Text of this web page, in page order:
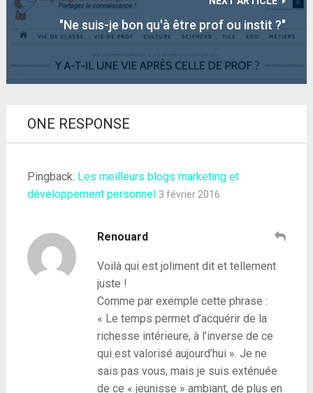
"Ne suis-je bon qu'à être prof ou instit ?"
ONE RESPONSE
Pingback: Les meilleurs blogs marketing et
développement personnel 3 février 2016
Renouard
Voilà qui est joliment dit et tellement
juste !
Comme par exemple cette phrase :
« Le temps permet d’acquérir de la
richesse intérieure, à l’inverse de ce
qui est valorisé aujourd’hui ». Je ne
sais pas vous, mais je suis exténuée
de ce « jeunisse » ambiant, de plus en